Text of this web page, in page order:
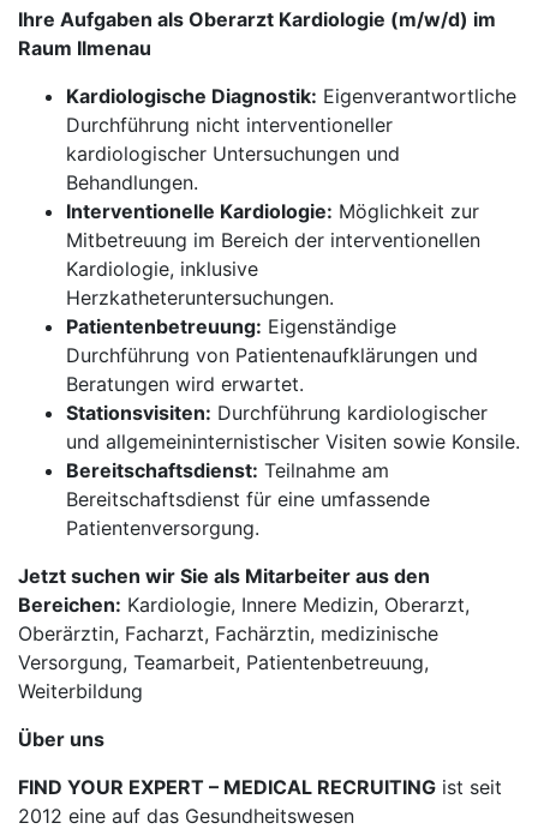
Ihre Aufgaben als Oberarzt Kardiologie (m/w/d) im
Raum Ilmenau
Kardiologische Diagnostik: Eigenverantwortliche
Durchführung nicht interventioneller
kardiologischer Untersuchungen und
Behandlungen.
Interventionelle Kardiologie: Möglichkeit zur
Mitbetreuung im Bereich der interventionellen
Kardiologie, inklusive
Herzkatheteruntersuchungen.
Patientenbetreuung: Eigenständige
Durchführung von Patientenaufklärungen und
Beratungen wird erwartet.
Stationsvisiten: Durchführung kardiologischer
und allgemeininternistischer Visiten sowie Konsile.
Bereitschaftsdienst: Teilnahme am
Bereitschaftsdienst für eine umfassende
Patientenversorgung.
Jetzt suchen wir Sie als Mitarbeiter aus den
Bereichen: Kardiologie, Innere Medizin, Oberarzt,
Oberärztin, Facharzt, Fachärztin, medizinische
Versorgung, Teamarbeit, Patientenbetreuung,
Weiterbildung
Über uns
FIND YOUR EXPERT – MEDICAL RECRUITING ist seit
2012 eine auf das Gesundheitswesen